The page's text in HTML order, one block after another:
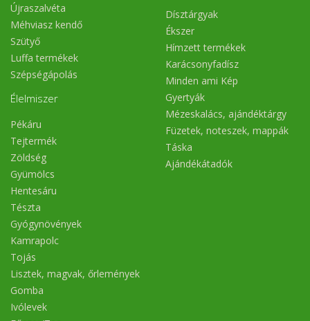
Újraszalvéta
Méhviasz kendő
Szütyő
Luffa termékek
Szépségápolás
Élelmiszer
Pékáru
Tejtermék
Zöldség
Gyümölcs
Hentesáru
Tészta
Gyógynövények
Kamrapolc
Tojás
Lisztek, magvak, őrlemények
Gomba
Ivólevek
Dísztárgyak
Ékszer
Hímzett termékek
Karácsonyfadísz
Minden ami Kép
Gyertyák
Mézeskalács, ajándéktárgy
Füzetek, noteszek, mappák
Táska
Ajándékátadók